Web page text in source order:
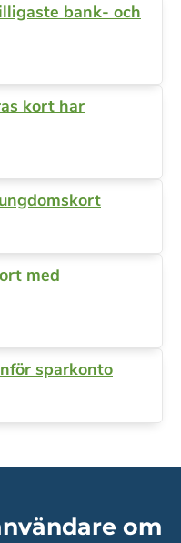
bank- och
kort har
med
sparkonto
om